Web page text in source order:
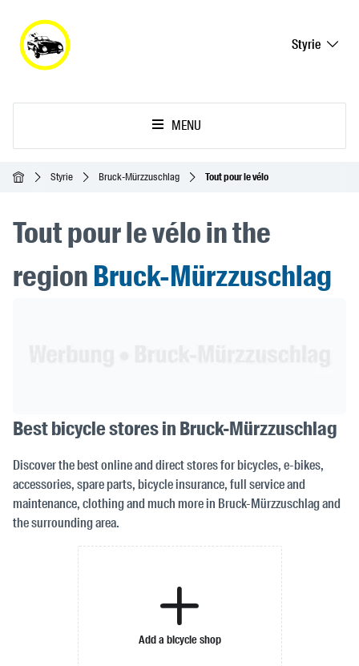
Styrie
MENU
AccueilStyrie Bruck-Mürzzuschlag Tout pour le vélo
Tout pour le vélo in the
regionBruck-Mürzzuschlag
Best bicycle stores in Bruck-Mürzzuschlag
Discover the best online and direct stores for bicycles, e-bikes,
accessories, spare parts, bicycle insurance, full service and
maintenance, clothing and much more in Bruck-Mürzzuschlag and
the surrounding area.
Add a bicycle shop